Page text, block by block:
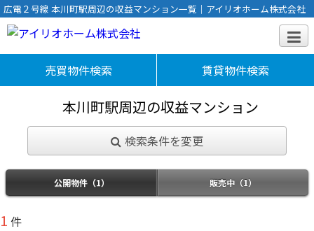
広電２号線 本川町駅周辺の収益マンション一覧｜アイリオホーム株式会社
売買物件検索 賃貸物件検索
本川町駅周辺の収益マンション
検索条件を変更
公開物件（1） 販売中（1）
1 件